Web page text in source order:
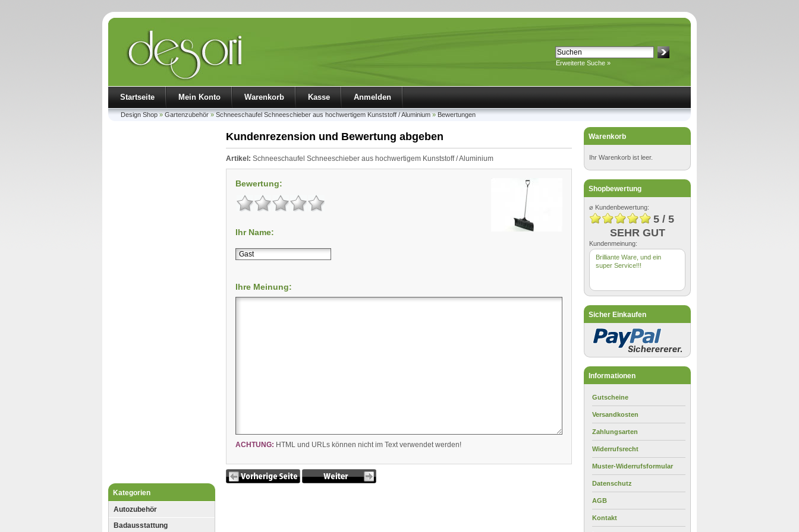
Erweiterte Suche »
Startseite Mein Konto Warenkorb Kasse Anmelden
Design Shop»Gartenzubehör»Schneeschaufel Schneeschieber aus hochwertigem Kunststoff / Aluminium»Bewertungen
Kategorien
Autozubehör
Badausstattung
Kundenrezension und Bewertung abgeben
Artikel: Schneeschaufel Schneeschieber aus hochwertigem Kunststoff / Aluminium
Bewertung:
Ihr Name:
Ihre Meinung:
ACHTUNG: HTML und URLs können nicht im Text verwendet werden!
Warenkorb
Ihr Warenkorb ist leer.
Shopbewertung
⌀ Kundenbewertung:
5 / 5
SEHR GUT
Kundenmeinung:
Brilliante Ware, und ein
super Service!!!
Sicher Einkaufen
Informationen
Gutscheine
Versandkosten
Zahlungsarten
Widerrufsrecht
Muster-Widerrufsformular
Datenschutz
AGB
Kontakt